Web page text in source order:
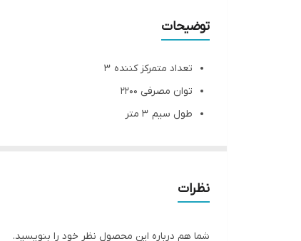
توضیحات
تعداد متمرکز کننده ۳
توان مصرفی ۲۲۰۰
طول سیم ۳ متر
امکانات ابزار تقویت کننده‌ی توربو
قابلیت‌های ابزار فرم دهنده مو عملکرد توربو
نظرات
شما هم درباره این محصول نظر خود را بنویسید.